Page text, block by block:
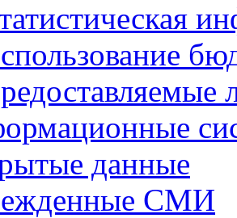
данные
СМИ